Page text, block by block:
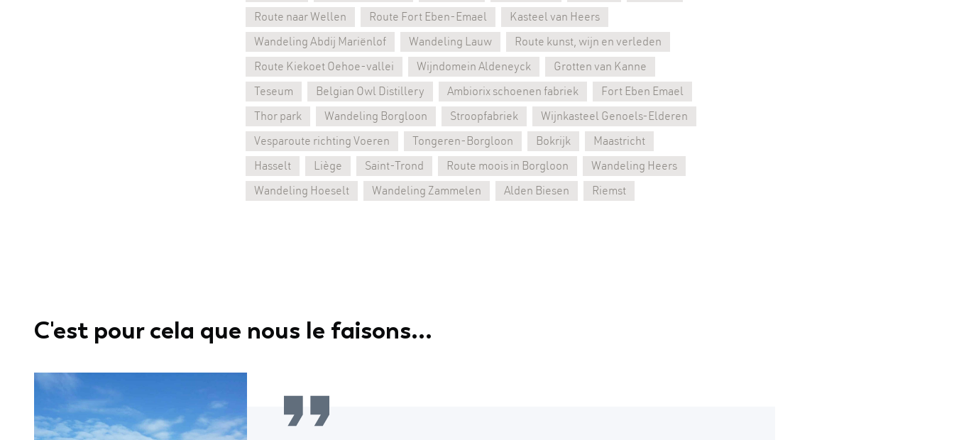
Route naar Wellen Route Fort Eben-Emael Kasteel van Heers
Wandeling Abdij Mariënlof Wandeling Lauw Route kunst, wijn en verleden
Route Kiekoet Oehoe-vallei Wijndomein Aldeneyck Grotten van Kanne
Teseum Belgian Owl Distillery Ambiorix schoenen fabriek Fort Eben Emael
Thor park Wandeling Borgloon Stroopfabriek Wijnkasteel Genoels-Elderen
Vesparoute richting Voeren Tongeren-Borgloon Bokrijk Maastricht
Hasselt Liège Saint-Trond Route moois in Borgloon Wandeling Heers
Wandeling Hoeselt Wandeling Zammelen Alden Biesen Riemst
C'est pour cela que nous le faisons...